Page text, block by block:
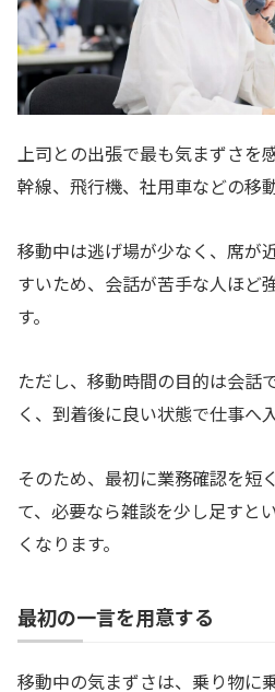
上司との出張で最も気まずさを
幹線、飛行機、社用車などの移動
移動中は逃げ場が少なく、席が
すいため、会話が苦手な人ほど
す。
ただし、移動時間の目的は会話
く、到着後に良い状態で仕事へ
そのため、最初に業務確認を短
て、必要なら雑談を少し足すと
くなります。
最初の一言を用意する
移動中の気まずさは、乗り物に